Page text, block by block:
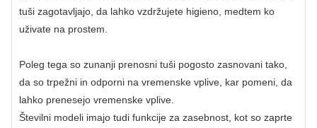
tuši zagotavljajo, da lahko vzdržujete higieno, medtem ko
uživate na prostem.
Poleg tega so zunanji prenosni tuši pogosto zasnovani tako,
da so trpežni in odporni na vremenske vplive, kar pomeni, da
lahko prenesejo vremenske vplive.
Številni modeli imajo tudi funkcije za zasebnost, kot so zaprte